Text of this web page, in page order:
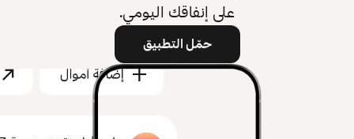
على إنفاقك اليومي.
حمّل التطبيق